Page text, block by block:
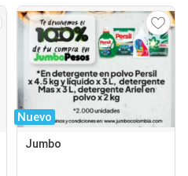
Nuevo
Jumbo